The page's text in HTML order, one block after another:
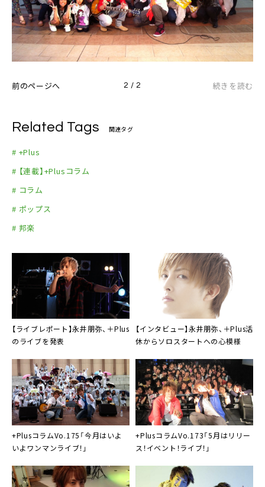
前のページへ 2 / 2 続きを読む
Related Tags 関連タグ
# +Plus
# 【連載】+Plusコラム
# コラム
# ポップス
# 邦楽
【ライブレポート】永井朋弥、＋Plus
のライブを発表
【インタビュー】永井朋弥、＋Plus活
休からソロスタートへの心模様
+PlusコラムVo.175「今月はいよ
いよワンマンライブ！」
+PlusコラムVo.173「5月はリリー
ス！イベント！ライブ！」